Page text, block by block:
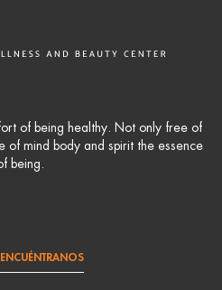
of being healthy. Not only free of
of mind body and spirit the essence
being.
ENCUÉNTRANOS